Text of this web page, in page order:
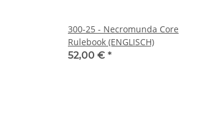
300-25 - Necromunda Core
Rulebook (ENGLISCH)
52,00 € *